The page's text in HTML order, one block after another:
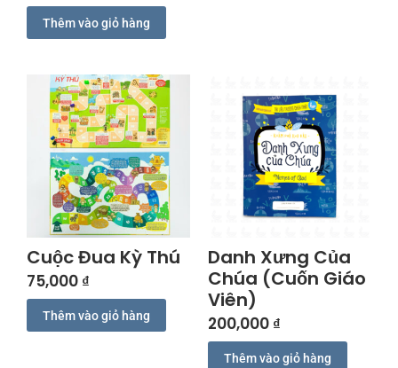
Thêm vào giỏ hàng
Cuộc Đua Kỳ Thú
75,000 ₫
Thêm vào giỏ hàng
Danh Xưng Của
Chúa (Cuốn Giáo
Viên)
200,000 ₫
Thêm vào giỏ hàng